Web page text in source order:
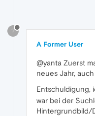
?
A Former User
@yanta Zuerst
neues Jahr,
Entschuldigung,
war bei der
Hintergrundbild/